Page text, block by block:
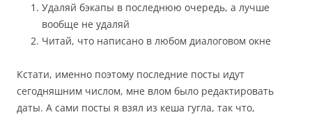
Удаляй бэкапы в последнюю очередь, а лучше
вообще не удаляй
Читай, что написано в любом диалоговом окне
Кстати, именно поэтому последние посты идут
сегодняшним числом, мне влом было редактировать
даты. А сами посты я взял из кеша гугла, так что,